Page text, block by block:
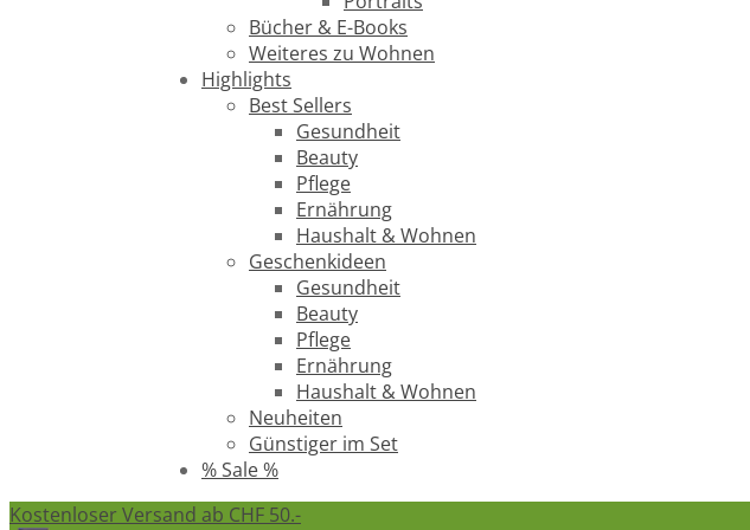
Bücher & E-Books
Weiteres zu Wohnen
Highlights
Best Sellers
Gesundheit
Beauty
Pflege
Ernährung
Haushalt & Wohnen
Geschenkideen
Gesundheit
Beauty
Pflege
Ernährung
Haushalt & Wohnen
Neuheiten
Günstiger im Set
% Sale %
Kostenloser Versand ab CHF 50.-